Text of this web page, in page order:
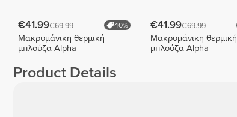
€41.99€69.99 40%
Μακρυμάνικη θερμική
μπλούζα Alpha
€41.99€69.99
Μακρυμάνικη θερμική
μπλούζα Alpha
Product Details